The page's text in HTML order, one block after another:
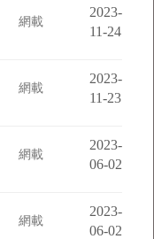
網載
2023-
11-24
網載
2023-
11-23
網載
2023-
06-02
網載
2023-
06-02